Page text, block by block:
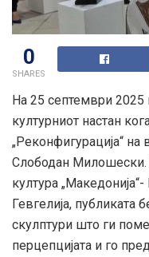
0
SHARES
На 25 септември 2025
културниот настан
„Реконфигурација“
Слободан Милошески.
култура
Гевгелија,
скулптури што ги
перцепцијата и го